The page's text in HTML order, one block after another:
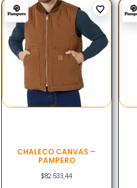
CHALECO CANVAS –
PAMPERO
$82.533,44